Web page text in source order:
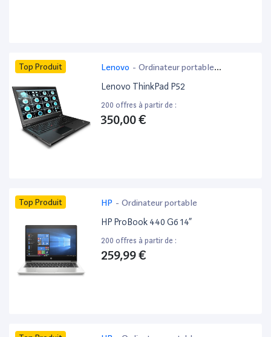
Top Produit Lenovo - Ordinateur portable
bureautique
Lenovo ThinkPad P52
200 offres à partir de :
350,00 €
Top Produit HP - Ordinateur portable
HP ProBook 440 G6 14”
200 offres à partir de :
259,99 €